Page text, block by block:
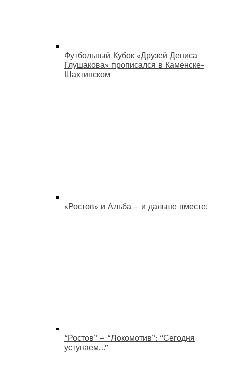
Футбольный Кубок «Друзей Дениса
Глушакова» прописался в Каменске-
Шахтинском
«Ростов» и Альба – и дальше вместе!
“Ростов” – “Локомотив”: “Сегодня
уступаем…”